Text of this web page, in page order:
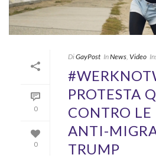
0
0
DiGayPost InNews Video
PROTESTA
CONTRO
ANTI-
TRUMP